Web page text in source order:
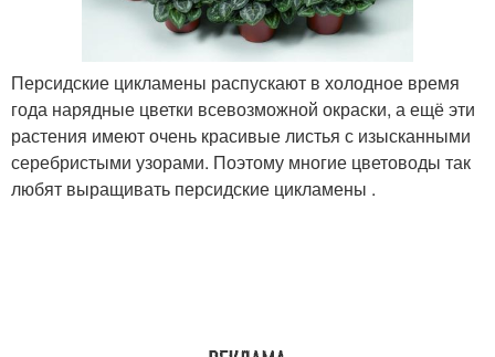
Персидские цикламены распускают в холодное время
года нарядные цветки всевозможной окраски, а ещё эти
растения имеют очень красивые листья с изысканными
серебристыми узорами. Поэтому многие цветоводы так
любят выращивать персидские цикламены .